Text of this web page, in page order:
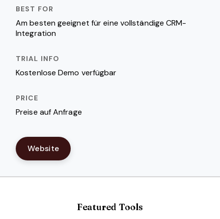
Am besten geeignet für eine vollständige CRM-
Integration
Kostenlose Demo verfügbar
Preise auf Anfrage
Website
Featured Tools